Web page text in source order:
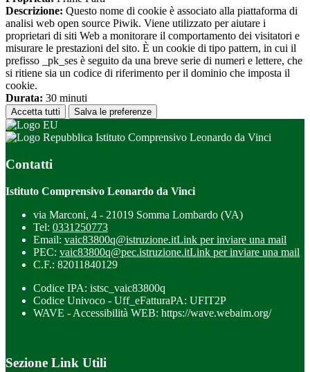
Descrizione: Questo nome di cookie è associato alla piattaforma di
analisi web open source Piwik. Viene utilizzato per aiutare i
proprietari di siti Web a monitorare il comportamento dei visitatori e
misurare le prestazioni del sito. È un cookie di tipo pattern, in cui il
prefisso _pk_ses è seguito da una breve serie di numeri e lettere, che
si ritiene sia un codice di riferimento per il dominio che imposta il
cookie.
Durata: 30 minuti
Accetta tutti Salva le preferenze
Istituto Comprensivo Leonardo da Vinci
Contatti
Istituto Comprensivo Leonardo da Vinci
via Marconi, 4 - 21019 Somma Lombardo (VA)
Tel: 0331250773
Email: vaic83800q@istruzione.itLink per inviare una mail
PEC: vaic83800q@pec.istruzione.itLink per inviare una mail
C.F.: 82011840129
Codice IPA: istsc_vaic83800q
Codice Univoco - Uff_eFatturaPA: UFIT2P
WAVE - Accessibilità WEB: https://wave.webaim.org/
Sezione Link Utili